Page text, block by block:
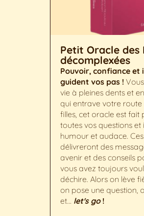
Petit Oracle des
décomplexées
Pouvoir, confiance et
guident vos pas !
vie à pleines dents et
qui entrave votre route
filles, cet oracle est fait
toutes vos questions
humour et audace.
délivreront des
avenir et des conseils
vous avez toujours
déchire. Alors on lève
on pose une question,
et... let's go!